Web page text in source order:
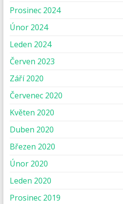
Prosinec 2024
Únor 2024
Leden 2024
Červen 2023
Září 2020
Červenec 2020
Květen 2020
Duben 2020
Březen 2020
Únor 2020
Leden 2020
Prosinec 2019